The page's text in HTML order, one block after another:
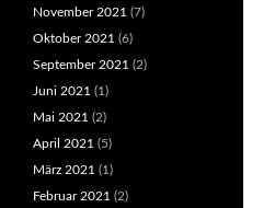
November 2021 (7)
Oktober 2021 (6)
September 2021 (2)
Juni 2021 (1)
Mai 2021 (2)
April 2021 (5)
März 2021 (1)
Februar 2021 (2)